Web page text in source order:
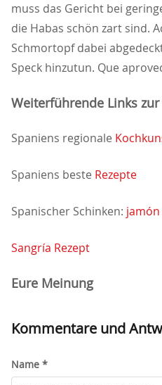
muss das Gericht bei
die Habas schön zart sind.
Schmortopf dabei
Speck hinzutun. Que
Weiterführende Links
Spaniens regionale
Spaniens beste Rezepte
Spanischer Schinken:
Sangría Rezept
Eure Meinung
Kommentare und
Name *